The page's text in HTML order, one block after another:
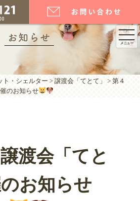
メニュー
お知らせ
ト・シェルター >譲渡会「てとて」 >第４
のお知らせ
渡会「てと
お知らせ